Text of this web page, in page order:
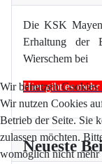
Die KSK
Erhaltung der
Wierschem bei
Hier gibt es
Neueste
Wir benutzen Cookies
Wir nutzen Cookies
Betrieb der Seite. Sie
zulassen möchten.
womöglich nicht mehr